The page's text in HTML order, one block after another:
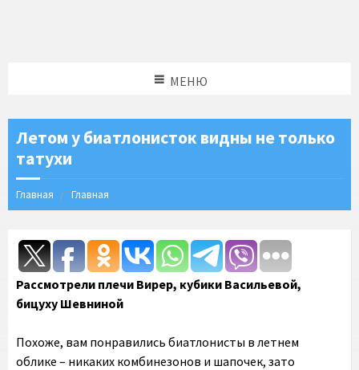
МЕНЮ
Летом у биатлонисток видны не только
татухи
Главная Главная
Рассмотрели плечи Вирер, кубики Васильевой,
бицуху Шевниной
Похоже, вам понравились биатлонисты в летнем
облике – никаких комбинезонов и шапочек, зато